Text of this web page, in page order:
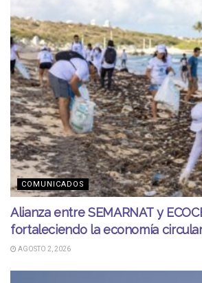
COMUNICADOS
Alianza entre SEMARNAT y
fortaleciendo la economía
AGOSTO 2, 2026